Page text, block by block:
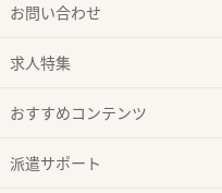
お問い合わせ
求人特集
おすすめコンテンツ
派遣サポート